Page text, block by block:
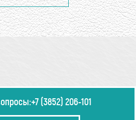
+7 (3852) 206-101